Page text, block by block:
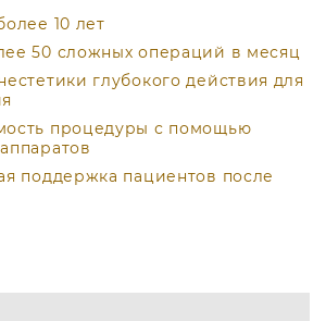
10 лет
50 сложных операций в месяц
глубокого действия для
процедуры с помощью
поддержка пациентов после